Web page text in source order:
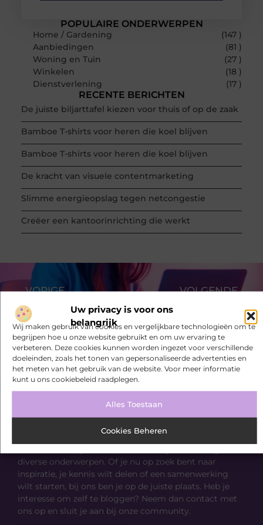
Uw privacy is voor ons
belangrijk
Wij maken gebruik van cookies en vergelijkbare technologieën om te
begrijpen hoe u onze website gebruikt en om uw ervaring te
verbeteren. Deze cookies kunnen worden ingezet voor verschillende
doeleinden, zoals het tonen van gepersonaliseerde advertenties en
het meten van het gebruik van de website. Voor meer informatie
kunt u ons cookiebeleid raadplegen.
Alles Toestaan
Cookies Beheren
POPULAIRE ONDERWERPEN
Home / Gardening
(147 )
Aanbiedingen
(81 )
Woning en Tuin
(27 )
Winkelen
(18 )
Dienstverlening
(17 )
RECENTE BERICHTEN
De juiste biljarttafel kiezen voor thuis of op de zaak
Bamboe T-shirts voor heren die koel blijven
Bamboe T-shirts voor heren die koel blijven
De kracht van visuele contentmarketing
Slimme energieopslag tegen netcongestie
Creëer een kantoorinrichting die werkt
diverse onderwerpen. Of je nu op zoek bent naar
inspiratie, je kennis wilt delen of een samenwerking
wilt starten, bij ons ben je op de juiste plaats. Heb je
interesse om zelf te bloggen? Neem dan contact met
ons op en sluit je aan bij onze community.
VORIGE
De Vindazo-website is een portaal dat werkzoekenden meer dan 180 duizend vacatures biedt.
VOLGENDE